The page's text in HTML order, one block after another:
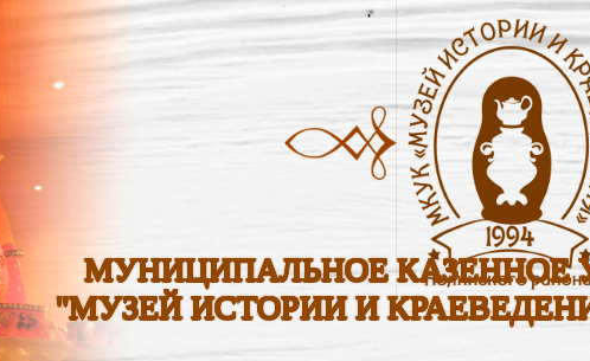
МУНИЦИПАЛЬНОЕ КАЗЕННОЕ
"МУЗЕЙ ИСТОРИИ И